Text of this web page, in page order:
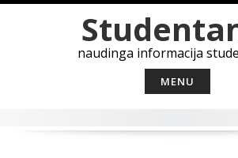
naudinga informacija
MENU